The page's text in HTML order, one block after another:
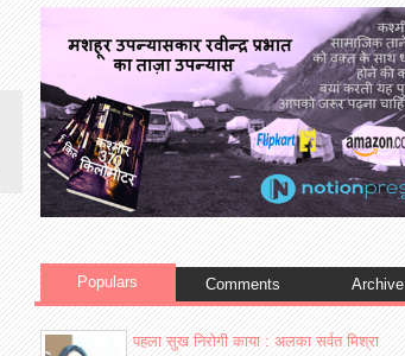
Populars Comments Archive
पहला सुख निरोगी काया : अलका सर्वत मिश्रा